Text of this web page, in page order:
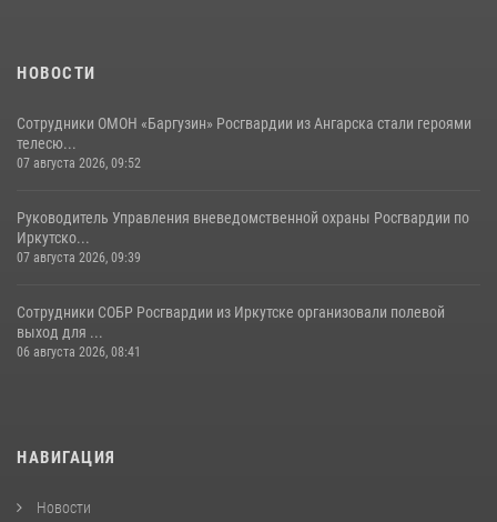
НОВОСТИ
Сотрудники ОМОН «Баргузин» Росгвардии из Ангарска стали героями
телесю...
07 августа 2026, 09:52
Руководитель Управления вневедомственной охраны Росгвардии по
Иркутско...
07 августа 2026, 09:39
Сотрудники СОБР Росгвардии из Иркутске организовали полевой
выход для ...
06 августа 2026, 08:41
НАВИГАЦИЯ
Новости